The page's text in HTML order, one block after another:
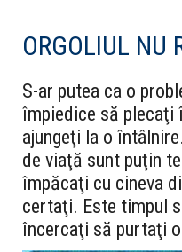
ORGOLIUL NU
S-ar putea ca o
împiedice să plecaţi
ajungeţi la o
de viaţă sunt puţin
împăcaţi cu cineva
certaţi. Este timpul
încercaţi să purtaţi